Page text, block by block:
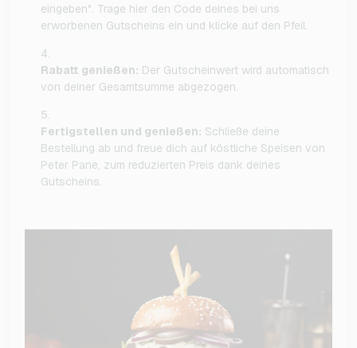
eingeben". Trage hier den Code deines bei uns
erworbenen Gutscheins ein und klicke auf den Pfeil.
Rabatt genießen: Der Gutscheinwert wird automatisch
von deiner Gesamtsumme abgezogen.
Fertigstellen und genießen: Schließe deine
Bestellung ab und freue dich auf köstliche Speisen von
Peter Pane, zum reduzierten Preis dank deines
Gutscheins.